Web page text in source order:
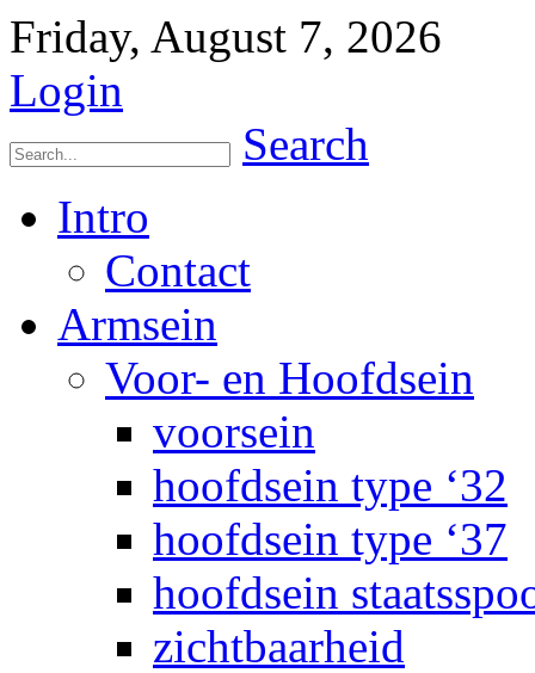
Friday, August 7, 2026
Login
Search
Intro
Contact
Armsein
Voor- en Hoofdsein
voorsein
hoofdsein type ‘32
hoofdsein type ‘37
hoofdsein
zichtbaarheid